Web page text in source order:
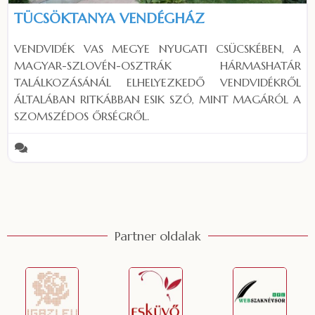
TÜCSÖKTANYA VENDÉGHÁZ
VENDVIDÉK VAS MEGYE NYUGATI CSÜCSKÉBEN, A
MAGYAR-SZLOVÉN-OSZTRÁK HÁRMASHATÁR
TALÁLKOZÁSÁNÁL ELHELYEZKEDŐ VENDVIDÉKRŐL
ÁLTALÁBAN RITKÁBBAN ESIK SZÓ, MINT MAGÁRÓL A
SZOMSZÉDOS ŐRSÉGRŐL.
Partner oldalak